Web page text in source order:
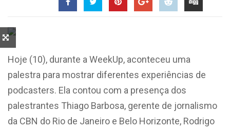
Hoje (10), durante a WeekUp, aconteceu uma
palestra para mostrar diferentes experiências de
podcasters. Ela contou com a presença dos
palestrantes Thiago Barbosa, gerente de jornalismo
da CBN do Rio de Janeiro e Belo Horizonte, Rodrigo